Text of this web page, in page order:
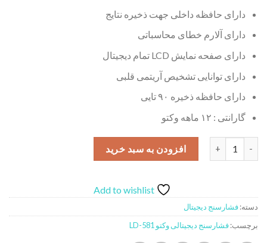
دارای حافظه داخلی جهت ذخیره نتایج
دارای آلارم خطای محاسباتی
دارای صفحه نمایش LCD تمام دیجیتال
دارای توانایی تشخیص آریتمی قلبی
دارای حافظه ذخیره ۹۰ تایی
گارانتی : ۱۲ ماهه وکتو
فشارسنج دیجیتالی وکتو مدل LD-581 عددافزودن به سبد خرید
Add to wishlist
دسته:فشارسنج دیجیتال
برچسب:فشارسنج دیجیتالی وکتو LD-581